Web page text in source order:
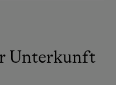
Unterkunft